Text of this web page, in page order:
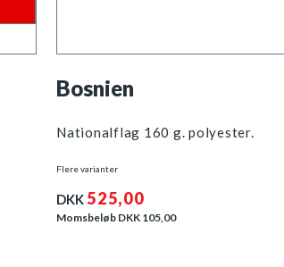
Bosnien
Nationalflag 160 g. polyester.
Flere varianter
DKK 525,00
Momsbeløb DKK 105,00